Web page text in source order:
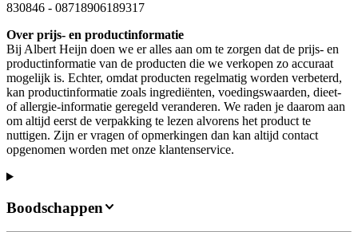
830846 - 08718906189317
Over prijs- en productinformatie
Bij Albert Heijn doen we er alles aan om te zorgen dat de prijs- en
productinformatie van de producten die we verkopen zo accuraat
mogelijk is. Echter, omdat producten regelmatig worden verbeterd,
kan productinformatie zoals ingrediënten, voedingswaarden, dieet-
of allergie-informatie geregeld veranderen. We raden je daarom aan
om altijd eerst de verpakking te lezen alvorens het product te
nuttigen. Zijn er vragen of opmerkingen dan kan altijd contact
opgenomen worden met onze klantenservice.
Boodschappen